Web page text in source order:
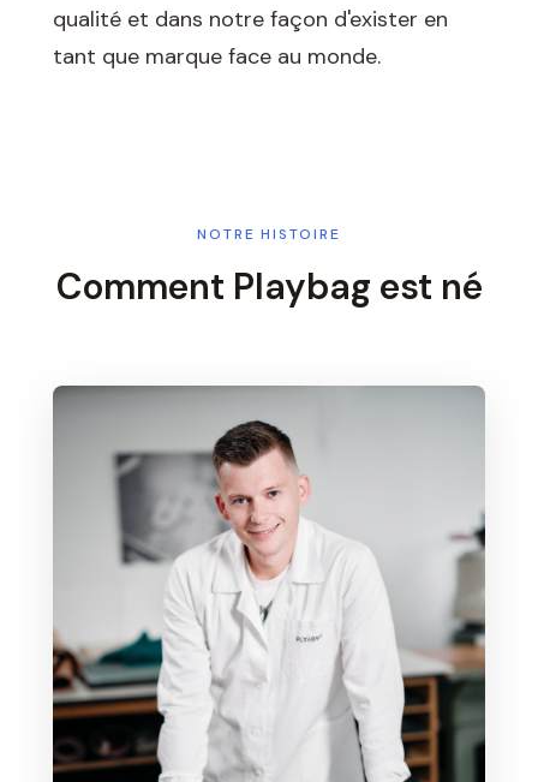
qualité et dans notre façon d'exister en
tant que marque face au monde.
NOTRE HISTOIRE
Comment Playbag est né